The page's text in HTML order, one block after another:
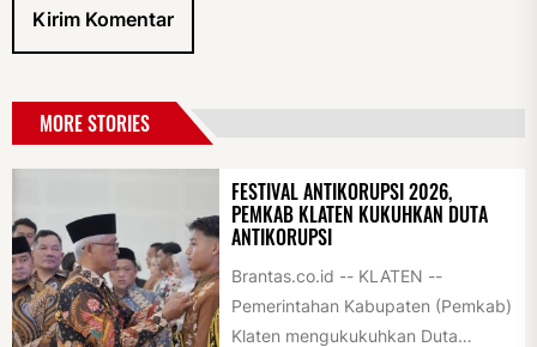
MORE STORIES
FESTIVAL ANTIKORUPSI 2026,
PEMKAB KLATEN KUKUHKAN DUTA
ANTIKORUPSI
Brantas.co.id -- KLATEN --
Pemerintahan Kabupaten (Pemkab)
Klaten mengukukuhkan Duta